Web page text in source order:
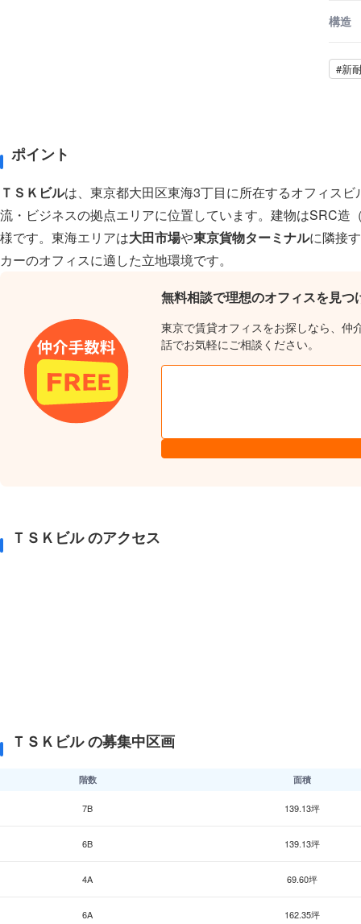
構造
#新
ポイント
ＴＳＫビルは、東京都大田区東海3丁目に所在するオフィス
流・ビジネスの拠点エリアに位置しています。建物はSRC
様です。東海エリアは大田市場や東京貨物ターミナルに隣接
カーのオフィスに適した立地環境です。
無料相談で理想のオフィスを見つ
東京で賃貸オフィスをお探しなら、仲
話でお気軽にご相談ください。
ＴＳＫビル のアクセス
ＴＳＫビル の募集中区画
階数 面積
7B 139.13坪
6B 139.13坪
4A 69.60坪
6A 162.35坪